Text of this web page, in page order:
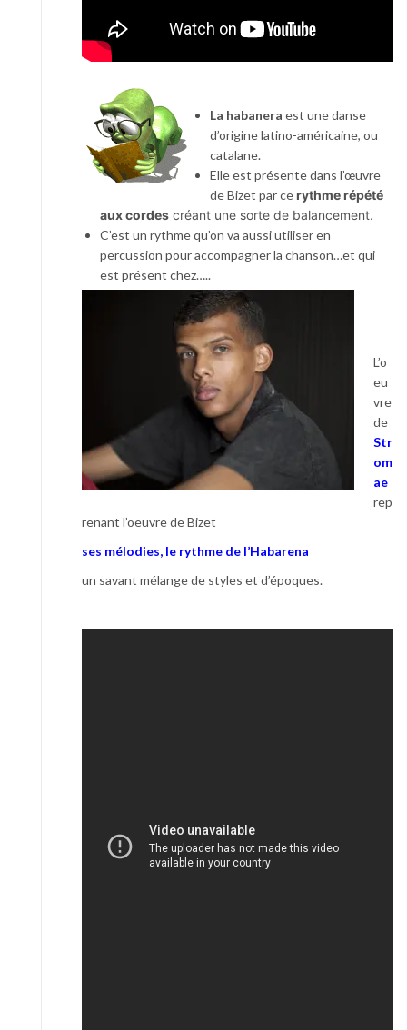
La habanera est une danse
d’origine latino-américaine, ou
catalane.
Elle est présente dans l’œuvre
de Bizet par cerythme répété
aux cordes créant une sorte de balancement.
C’est un rythme qu’on va aussi utiliser en
percussion pour accompagner la chanson…et qui
est présent chez…..
L’o
eu
vre
de
Str
om
ae
rep
renant l’oeuvre de Bizet
ses mélodies, le rythme de l’Habarena
un savant mélange de styles et d’époques.